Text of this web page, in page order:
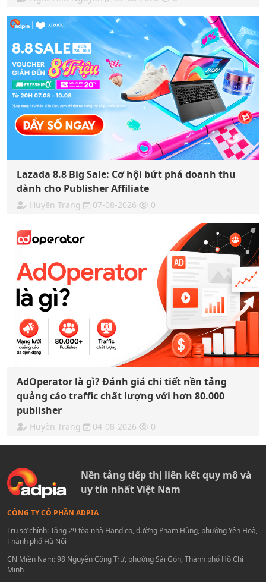
Lazada 8.8 Big Sale: Cơ hội bứt phá doanh thu
dành cho Publisher Affiliate
Huyền Trang 07-08-2026 0
AdOperator là gì? Đánh giá chi tiết nền tảng
quảng cáo traffic chất lượng với hơn 80.000
publisher
Huyền Trang 04-08-2026 0
Nền tảng tiếp thị liên kết quy mô và
uy tín nhất Việt Nam
CÔNG TY CỔ PHẦN ADPIA
Trụ sở chính: Tầng 29 tòa nhà Handico, đường Phạm Hùng, phường Yên Hoà,
Thành phố Hà Nội
CN Miền Nam: 98 Nguyễn Công Trứ, phường Sài Gòn, Thành phố Hồ Chí
Minh